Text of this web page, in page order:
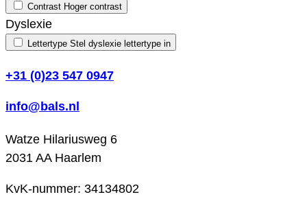
Contrast Hoger contrast
Dyslexie
Lettertype Stel dyslexie lettertype in
+31 (0)23 547 0947
info@bals.nl
Watze Hilariusweg 6
2031 AA Haarlem
KvK-nummer: 34134802